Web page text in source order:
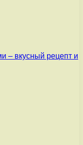
– вкусный рецепт и